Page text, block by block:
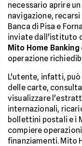
necessario aprire
navigazione,
Banca di Pisa e
inviate dall'istituto
Mito Home Banking
operazione
L'utente, infatti,
delle carte,
visualizzare
internazionali,
bollettini postali e i
compiere
finanziamenti. Mito